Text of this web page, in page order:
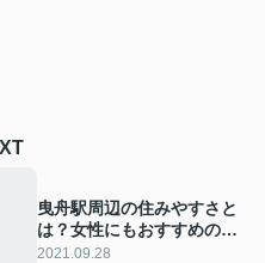
曳舟駅周辺の住みやすさと
は？女性にもおすすめの快
適なエリアで生活を
2021.09.28